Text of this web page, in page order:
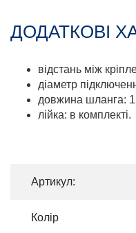
ДОДАТКОВІ
відстань між
діаметр
довжина шланга:
лійка: в комплекті.
Артикул:
Колір